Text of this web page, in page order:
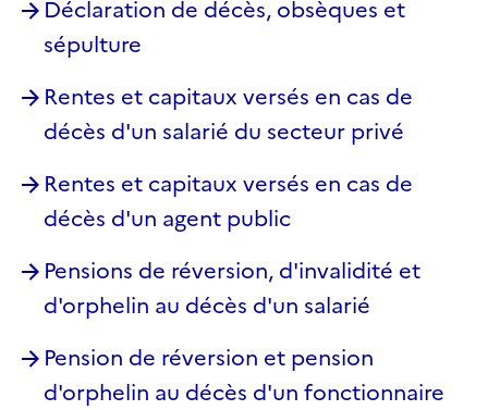
Déclaration de décès, obsèques et
sépulture
Rentes et capitaux versés en cas de
décès d'un salarié du secteur privé
Rentes et capitaux versés en cas de
décès d'un agent public
Pensions de réversion, d'invalidité et
d'orphelin au décès d'un salarié
Pension de réversion et pension
d'orphelin au décès d'un fonctionnaire